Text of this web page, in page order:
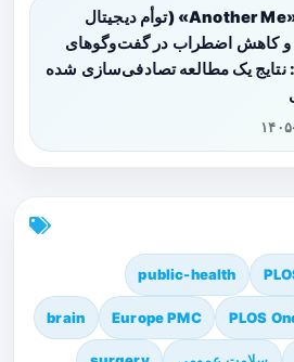
فناوری «Another Me» (توأم دیجیتال
و کاهش اضطراب در گفت‌وگوهای
نتایج یک مطالعه تصادفی‌سازی شده
۱۷
public-health
PLOS
Europe PMC
brain